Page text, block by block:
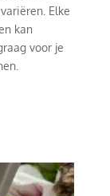
Elke
kan
voor je